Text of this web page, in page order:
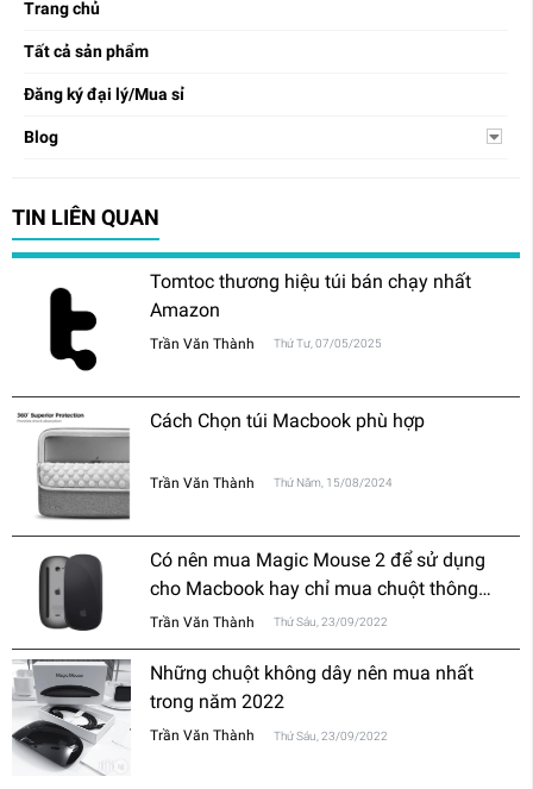
Trang chủ
Tất cả sản phẩm
Đăng ký đại lý/Mua sỉ
Blog
TIN LIÊN QUAN
Tomtoc thương hiệu túi bán chạy nhất
Amazon
Trần Văn Thành Thứ Tư, 07/05/2025
Cách Chọn túi Macbook phù hợp
Trần Văn Thành Thứ Năm, 15/08/2024
Có nên mua Magic Mouse 2 để sử dụng
cho Macbook hay chỉ mua chuột thông
thường?
Trần Văn Thành Thứ Sáu, 23/09/2022
Những chuột không dây nên mua nhất
trong năm 2022
Trần Văn Thành Thứ Sáu, 23/09/2022